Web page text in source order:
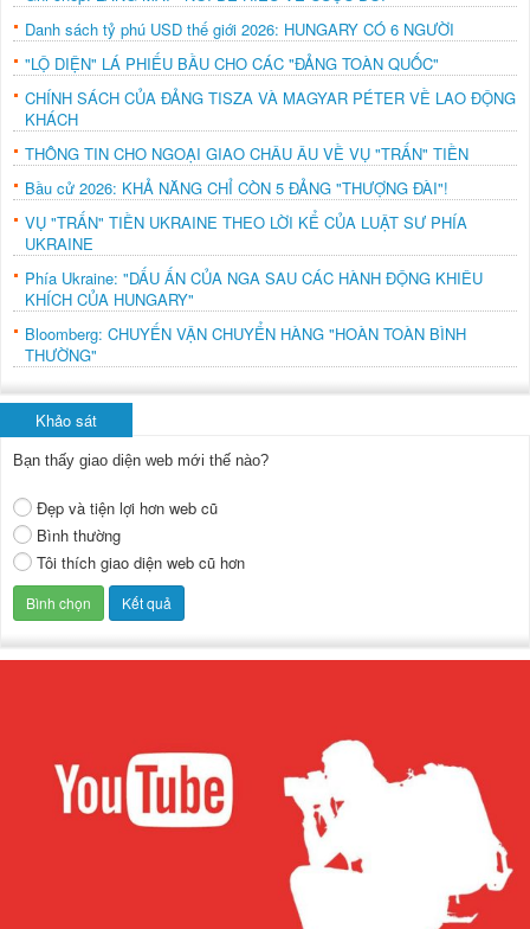
Danh sách tỷ phú USD thế giới 2026: HUNGARY CÓ 6 NGƯỜI
"LỘ DIỆN" LÁ PHIẾU BẦU CHO CÁC "ĐẢNG TOÀN QUỐC"
CHÍNH SÁCH CỦA ĐẢNG TISZA VÀ MAGYAR PÉTER VỀ LAO ĐỘNG
KHÁCH
THÔNG TIN CHO NGOẠI GIAO CHÂU ÂU VỀ VỤ "TRẤN" TIỀN
Bầu cử 2026: KHẢ NĂNG CHỈ CÒN 5 ĐẢNG "THƯỢNG ĐÀI"!
VỤ "TRẤN" TIỀN UKRAINE THEO LỜI KỂ CỦA LUẬT SƯ PHÍA
UKRAINE
Phía Ukraine: "DẤU ẤN CỦA NGA SAU CÁC HÀNH ĐỘNG KHIÊU
KHÍCH CỦA HUNGARY"
Bloomberg: CHUYẾN VẬN CHUYỂN HÀNG "HOÀN TOÀN BÌNH
THƯỜNG"
Khảo sát
Bạn thấy giao diện web mới thế nào?
Đẹp và tiện lợi hơn web cũ
Bình thường
Tôi thích giao diện web cũ hơn